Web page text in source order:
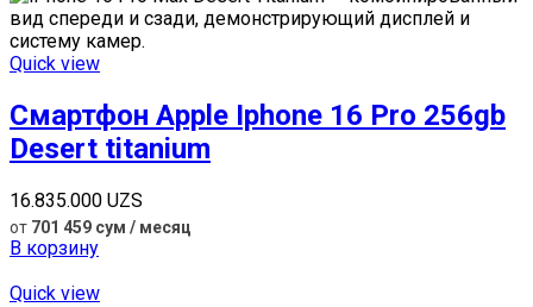
Quick view
Смартфон Apple Iphone 16 Pro 256gb
Desert titanium
16.835.000 UZS
от 701 459 сум / месяц
В корзину
Quick view